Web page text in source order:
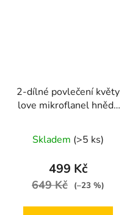
2-dílné povlečení květy
love mikroflanel hnědá
postel
Skladem (>5 ks)
499 Kč
649 Kč (–23 %)